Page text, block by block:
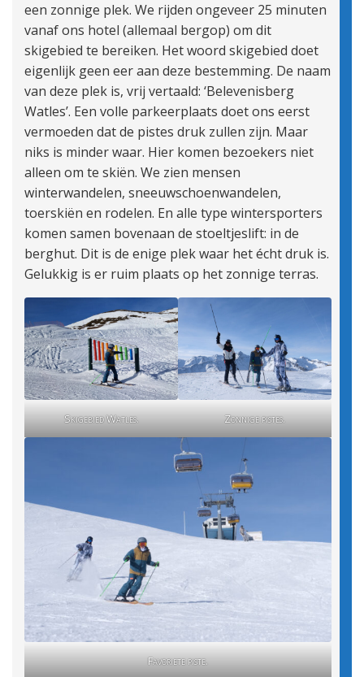
een zonnige plek. We rijden ongeveer 25 minuten
vanaf ons hotel (allemaal bergop) om dit
skigebied te bereiken. Het woord skigebied doet
eigenlijk geen eer aan deze bestemming. De naam
van deze plek is, vrij vertaald: ‘Belevenisberg
Watles’. Een volle parkeerplaats doet ons eerst
vermoeden dat de pistes druk zullen zijn. Maar
niks is minder waar. Hier komen bezoekers niet
alleen om te skiën. We zien mensen
winterwandelen, sneeuwschoenwandelen,
toerskiën en rodelen. En alle type wintersporters
komen samen bovenaan de stoeltjeslift: in de
berghut. Dit is de enige plek waar het écht druk is.
Gelukkig is er ruim plaats op het zonnige terras.
Skigebied Watles. Zonnige pistes.
Favoriete piste.